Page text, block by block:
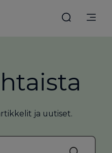
ja uutiset.